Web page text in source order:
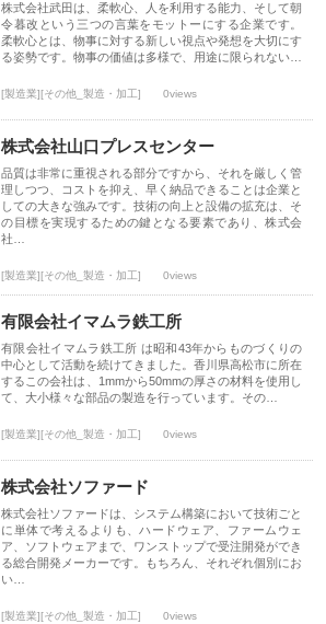
株式会社武田は、柔軟心、人を利用する能力、そして朝
令暮改という三つの言葉をモットーにする企業です。
柔軟心とは、物事に対する新しい視点や発想を大切にす
る姿勢です。物事の価値は多様で、用途に限られない…
[製造業][その他_製造・加工] 0views
株式会社山口プレスセンター
品質は非常に重視される部分ですから、それを厳しく管
理しつつ、コストを抑え、早く納品できることは企業と
しての大きな強みです。技術の向上と設備の拡充は、そ
の目標を実現するための鍵となる要素であり、株式会
社…
[製造業][その他_製造・加工] 0views
有限会社イマムラ鉄工所
有限会社イマムラ鉄工所 は昭和43年からものづくりの
中心として活動を続けてきました。香川県高松市に所在
するこの会社は、1mmから50mmの厚さの材料を使用し
て、大小様々な部品の製造を行っています。その…
[製造業][その他_製造・加工] 0views
株式会社ソファード
株式会社ソファードは、システム構築において技術ごと
に単体で考えるよりも、ハードウェア、ファームウェ
ア、ソフトウェアまで、ワンストップで受注開発ができ
る総合開発メーカーです。もちろん、それぞれ個別にお
い…
[製造業][その他_製造・加工] 0views